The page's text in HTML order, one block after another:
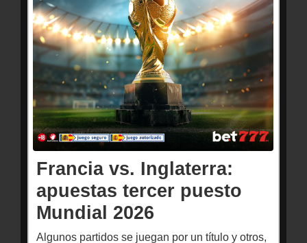
Francia vs. Inglaterra:
apuestas tercer puesto
Mundial 2026
Algunos partidos se juegan por un título y otros,